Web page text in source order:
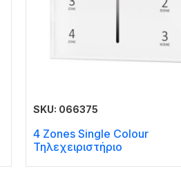
SKU: 066375
4 Zones Single Colour
Τηλεχειριστήριο